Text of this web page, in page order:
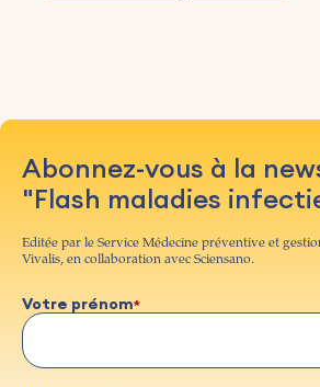
Abonnez-vous à la
"Flash maladies
Editée par le Service Médecine préventive et
Vivalis, en collaboration avec Sciensano.
Votre prénom